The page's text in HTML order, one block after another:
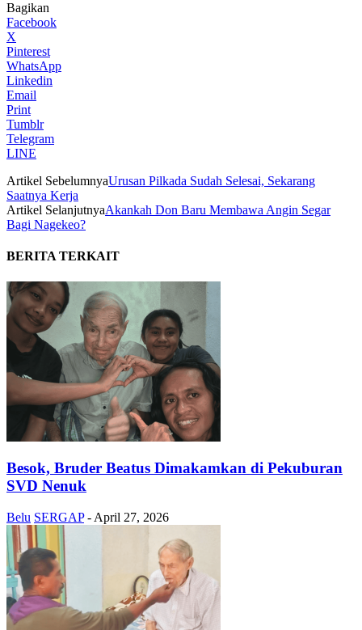
Bagikan
Facebook
X
Pinterest
WhatsApp
Linkedin
Email
Print
Tumblr
Telegram
LINE
Artikel SebelumnyaUrusan Pilkada Sudah Selesai, Sekarang
Saatnya Kerja
Artikel SelanjutnyaAkankah Don Baru Membawa Angin Segar
Bagi Nagekeo?
BERITA TERKAIT
Besok, Bruder Beatus Dimakamkan di Pekuburan
SVD Nenuk
Belu SERGAP - April 27, 2026